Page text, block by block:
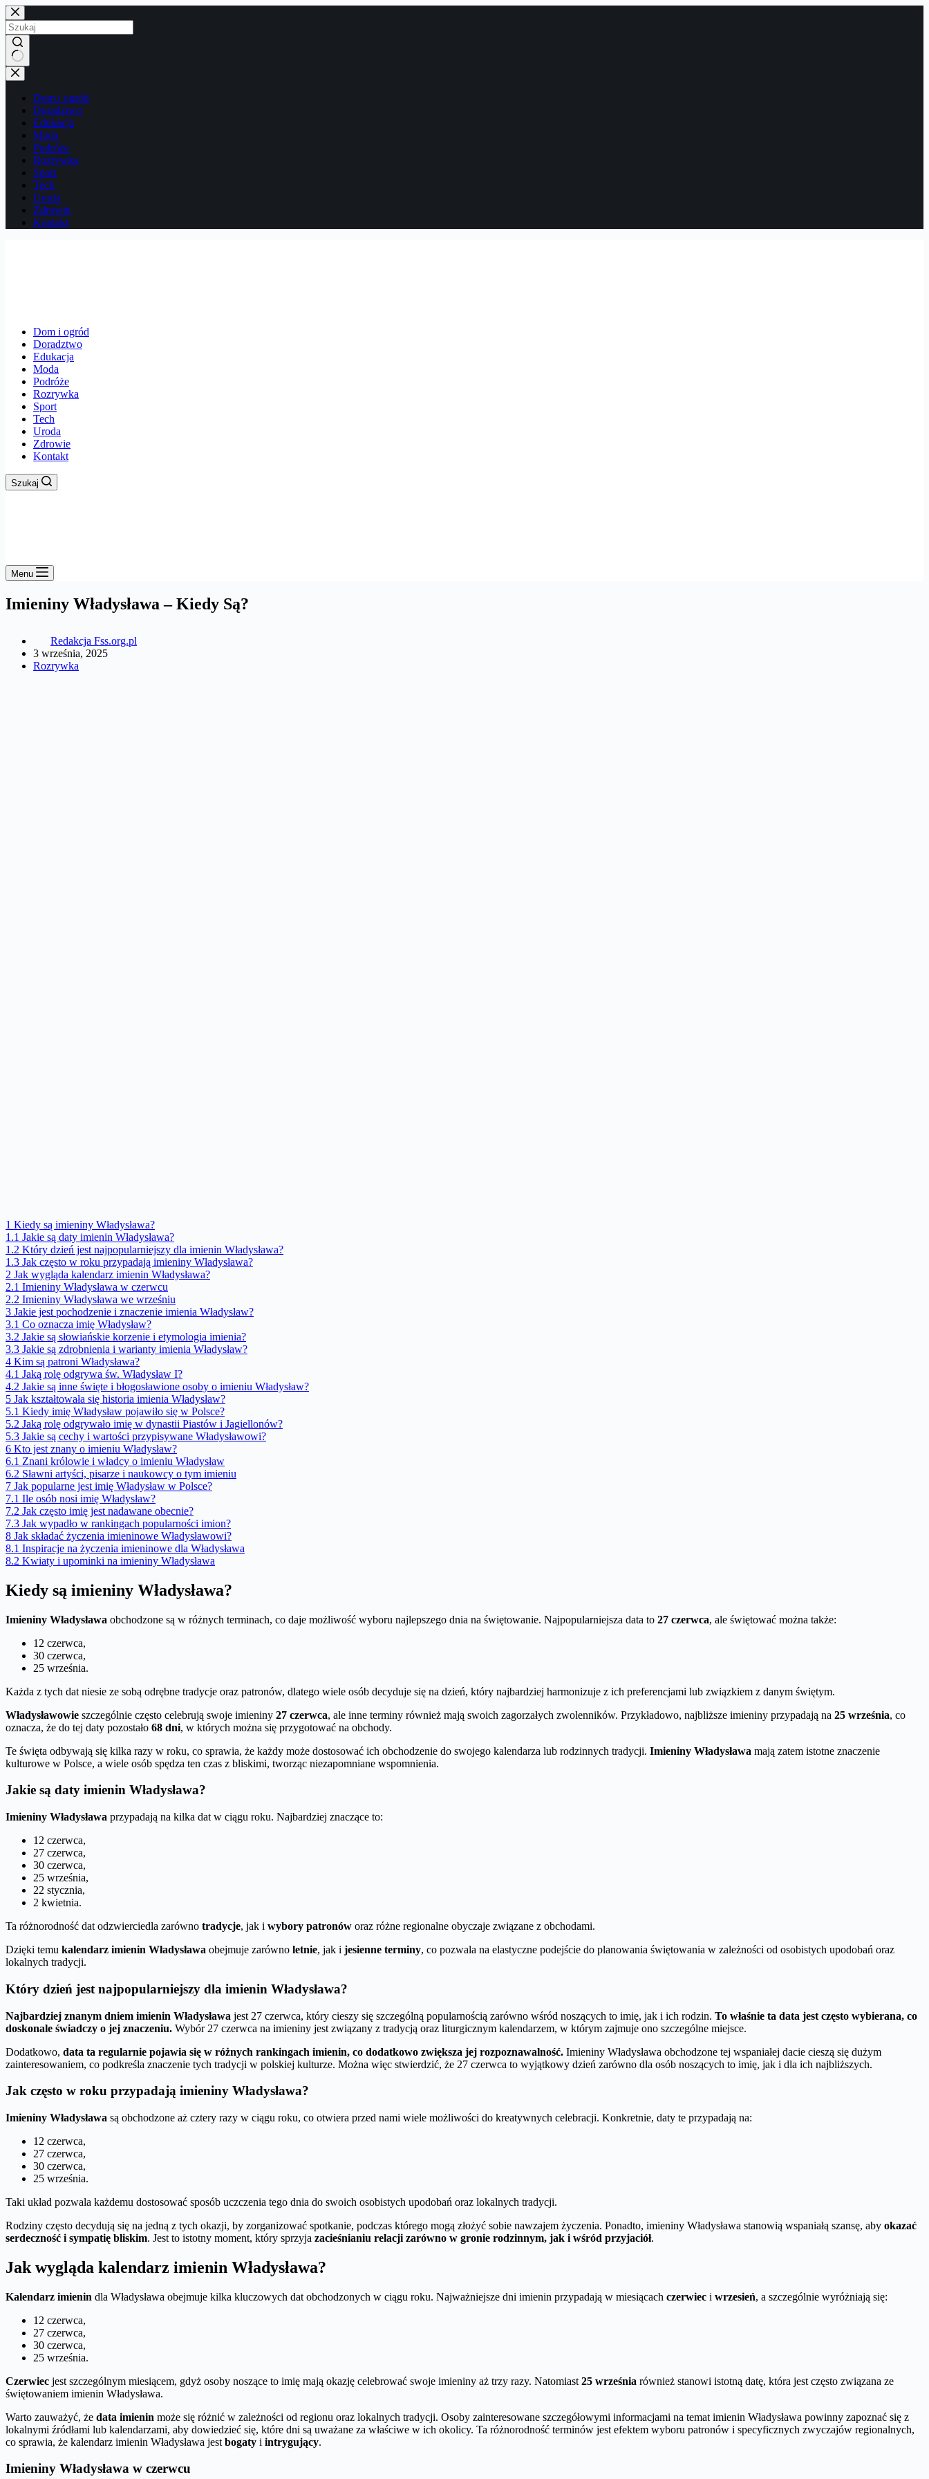
Przejdź
do
treści
Brak
wyników
Dom i ogród
Doradztwo
Edukacja
Moda
Podróże
Rozrywka
Sport
Tech
Uroda
Zdrowie
Kontakt
Dom i ogród
Doradztwo
Edukacja
Moda
Podróże
Rozrywka
Sport
Tech
Uroda
Zdrowie
Kontakt
Szukaj
Menu
Imieniny Władysława – Kiedy Są?
Redakcja Fss.org.pl
3 września, 2025
Rozrywka
1 Kiedy są imieniny Władysława?
1.1 Jakie są daty imienin Władysława?
1.2 Który dzień jest najpopularniejszy dla imienin Władysława?
1.3 Jak często w roku przypadają imieniny Władysława?
2 Jak wygląda kalendarz imienin Władysława?
2.1 Imieniny Władysława w czerwcu
2.2 Imieniny Władysława we wrześniu
3 Jakie jest pochodzenie i znaczenie imienia Władysław?
3.1 Co oznacza imię Władysław?
3.2 Jakie są słowiańskie korzenie i etymologia imienia?
3.3 Jakie są zdrobnienia i warianty imienia Władysław?
4 Kim są patroni Władysława?
4.1 Jaką rolę odgrywa św. Władysław I?
4.2 Jakie są inne święte i błogosławione osoby o imieniu Władysław?
5 Jak kształtowała się historia imienia Władysław?
5.1 Kiedy imię Władysław pojawiło się w Polsce?
5.2 Jaką rolę odgrywało imię w dynastii Piastów i Jagiellonów?
5.3 Jakie są cechy i wartości przypisywane Władysławowi?
6 Kto jest znany o imieniu Władysław?
6.1 Znani królowie i władcy o imieniu Władysław
6.2 Sławni artyści, pisarze i naukowcy o tym imieniu
7 Jak popularne jest imię Władysław w Polsce?
7.1 Ile osób nosi imię Władysław?
7.2 Jak często imię jest nadawane obecnie?
7.3 Jak wypadło w rankingach popularności imion?
8 Jak składać życzenia imieninowe Władysławowi?
8.1 Inspiracje na życzenia imieninowe dla Władysława
8.2 Kwiaty i upominki na imieniny Władysława
Kiedy są imieniny Władysława?
Imieniny Władysława obchodzone są w różnych terminach, co daje możliwość wyboru najlepszego dnia na świętowanie. Najpopularniejsza data to 27 czerwca, ale świętować można także:
12 czerwca,
30 czerwca,
25 września.
Każda z tych dat niesie ze sobą odrębne tradycje oraz patronów, dlatego wiele osób decyduje się na dzień, który najbardziej harmonizuje z ich preferencjami lub związkiem z danym świętym.
Władysławowie szczególnie często celebrują swoje imieniny 27 czerwca, ale inne terminy również mają swoich zagorzałych zwolenników. Przykładowo, najbliższe imieniny przypadają na 25 września, co
oznacza, że do tej daty pozostało 68 dni, w których można się przygotować na obchody.
Te święta odbywają się kilka razy w roku, co sprawia, że każdy może dostosować ich obchodzenie do swojego kalendarza lub rodzinnych tradycji. Imieniny Władysława mają zatem istotne znaczenie
kulturowe w Polsce, a wiele osób spędza ten czas z bliskimi, tworząc niezapomniane wspomnienia.
Jakie są daty imienin Władysława?
Imieniny Władysława przypadają na kilka dat w ciągu roku. Najbardziej znaczące to:
12 czerwca,
27 czerwca,
30 czerwca,
25 września,
22 stycznia,
2 kwietnia.
Ta różnorodność dat odzwierciedla zarówno tradycje, jak i wybory patronów oraz różne regionalne obyczaje związane z obchodami.
Dzięki temu kalendarz imienin Władysława obejmuje zarówno letnie, jak i jesienne terminy, co pozwala na elastyczne podejście do planowania świętowania w zależności od osobistych upodobań oraz
lokalnych tradycji.
Który dzień jest najpopularniejszy dla imienin Władysława?
Najbardziej znanym dniem imienin Władysława jest 27 czerwca, który cieszy się szczególną popularnością zarówno wśród noszących to imię, jak i ich rodzin. To właśnie ta data jest często wybierana, co
doskonale świadczy o jej znaczeniu. Wybór 27 czerwca na imieniny jest związany z tradycją oraz liturgicznym kalendarzem, w którym zajmuje ono szczególne miejsce.
Dodatkowo, data ta regularnie pojawia się w różnych rankingach imienin, co dodatkowo zwiększa jej rozpoznawalność. Imieniny Władysława obchodzone tej wspaniałej dacie cieszą się dużym
zainteresowaniem, co podkreśla znaczenie tych tradycji w polskiej kulturze. Można więc stwierdzić, że 27 czerwca to wyjątkowy dzień zarówno dla osób noszących to imię, jak i dla ich najbliższych.
Jak często w roku przypadają imieniny Władysława?
Imieniny Władysława są obchodzone aż cztery razy w ciągu roku, co otwiera przed nami wiele możliwości do kreatywnych celebracji. Konkretnie, daty te przypadają na:
12 czerwca,
27 czerwca,
30 czerwca,
25 września.
Taki układ pozwala każdemu dostosować sposób uczczenia tego dnia do swoich osobistych upodobań oraz lokalnych tradycji.
Rodziny często decydują się na jedną z tych okazji, by zorganizować spotkanie, podczas którego mogą złożyć sobie nawzajem życzenia. Ponadto, imieniny Władysława stanowią wspaniałą szansę, aby okazać
serdeczność i sympatię bliskim. Jest to istotny moment, który sprzyja zacieśnianiu relacji zarówno w gronie rodzinnym, jak i wśród przyjaciół.
Jak wygląda kalendarz imienin Władysława?
Kalendarz imienin dla Władysława obejmuje kilka kluczowych dat obchodzonych w ciągu roku. Najważniejsze dni imienin przypadają w miesiącach czerwiec i wrzesień, a szczególnie wyróżniają się:
12 czerwca,
27 czerwca,
30 czerwca,
25 września.
Czerwiec jest szczególnym miesiącem, gdyż osoby noszące to imię mają okazję celebrować swoje imieniny aż trzy razy. Natomiast 25 września również stanowi istotną datę, która jest często związana ze
świętowaniem imienin Władysława.
Warto zauważyć, że data imienin może się różnić w zależności od regionu oraz lokalnych tradycji. Osoby zainteresowane szczegółowymi informacjami na temat imienin Władysława powinny zapoznać się z
lokalnymi źródłami lub kalendarzami, aby dowiedzieć się, które dni są uważane za właściwe w ich okolicy. Ta różnorodność terminów jest efektem wyboru patronów i specyficznych zwyczajów regionalnych,
co sprawia, że kalendarz imienin Władysława jest bogaty i intrygujący.
Imieniny Władysława w czerwcu